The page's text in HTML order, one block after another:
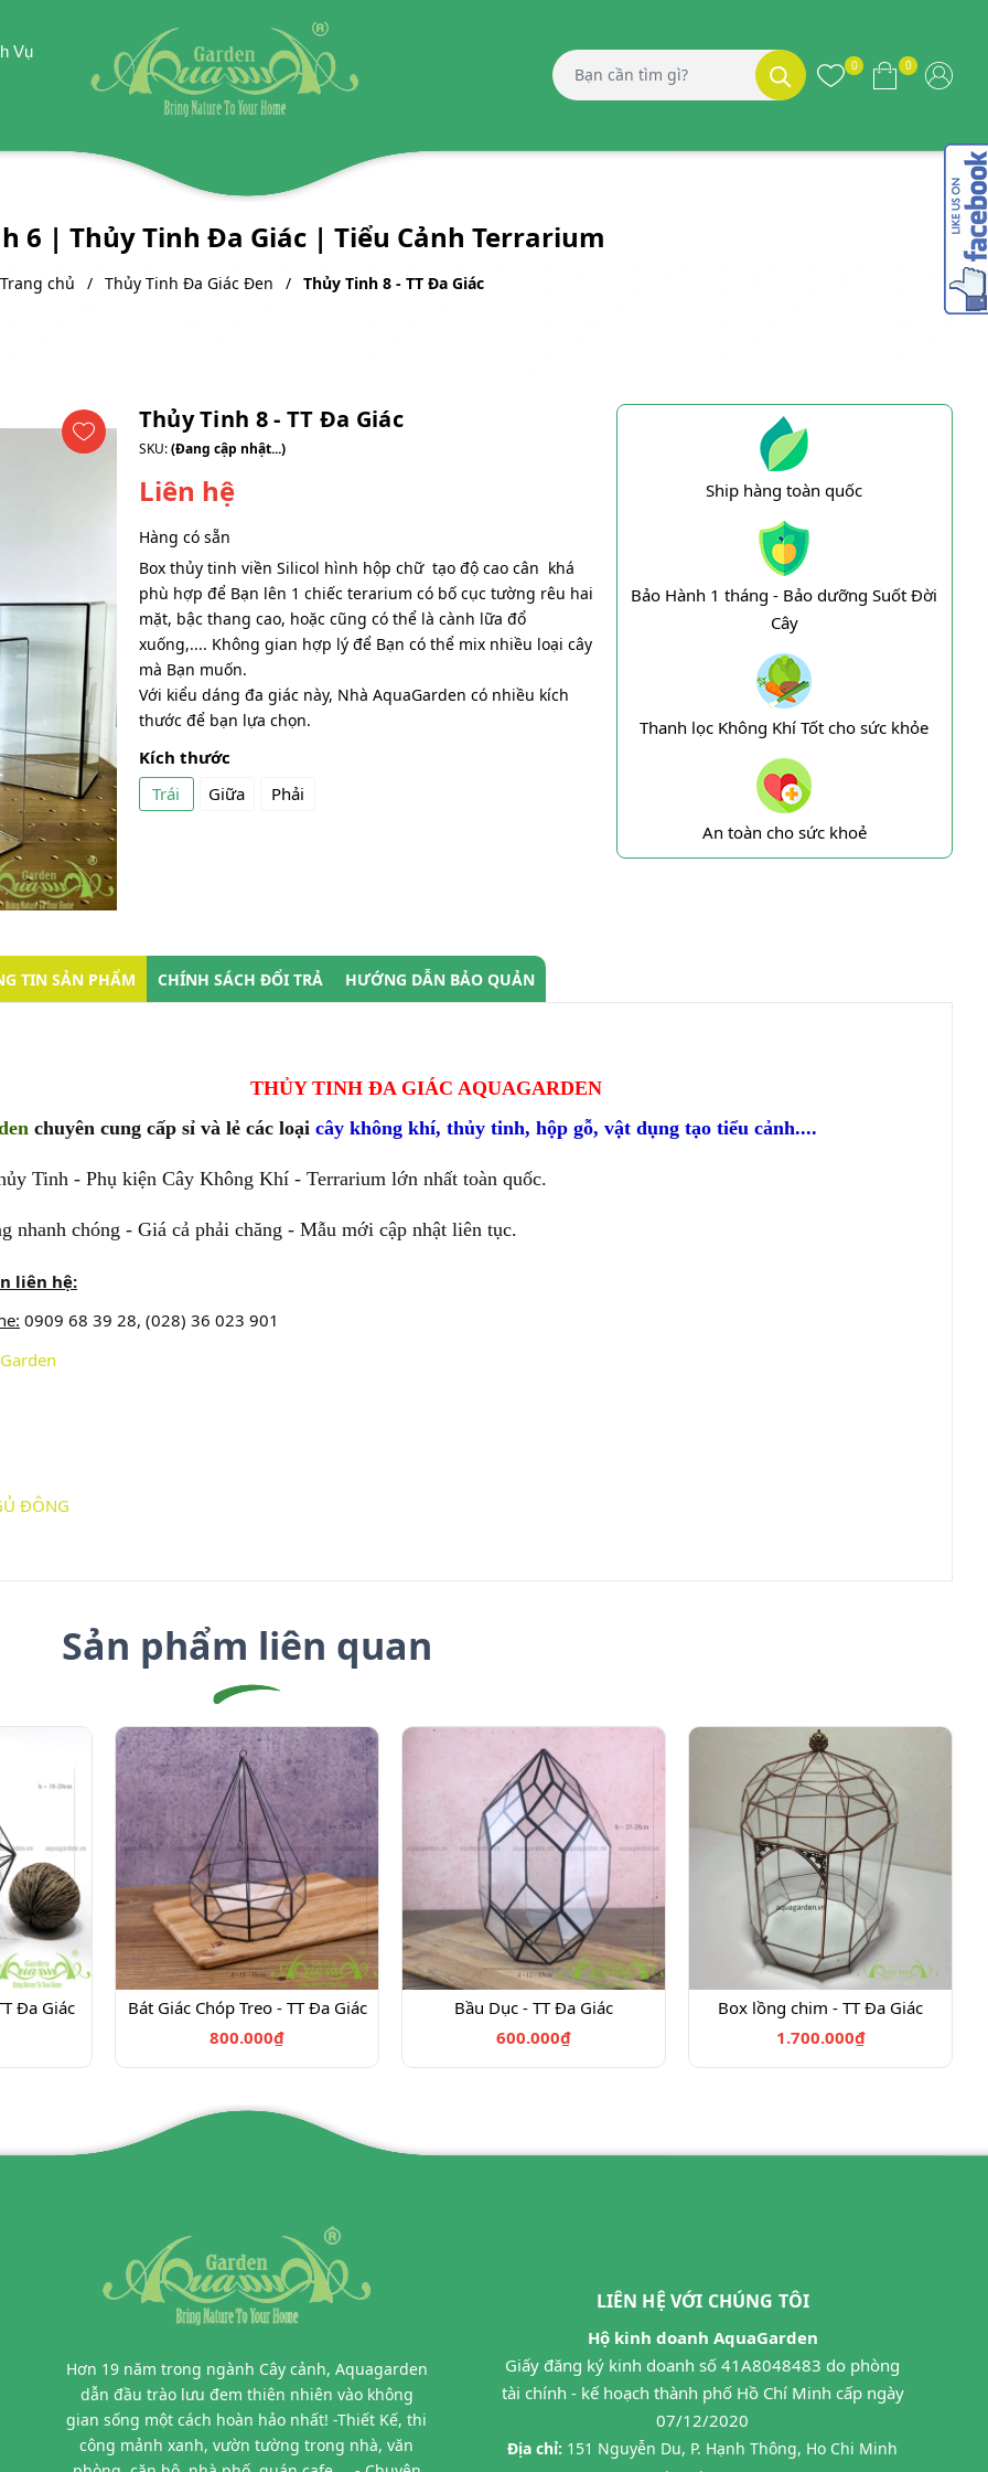
Vụ
0 0
6 | Thủy Tinh Đa Giác | Tiểu Cảnh Terrarium
Trang chủ Thủy Tinh Đa Giác Đen Thủy Tinh 8 - TT Đa Giác
Thủy Tinh 8 - TT Đa Giác
SKU:(Đang cập nhật...)
Liên hệ
Hàng có sẵn
Box thủy tinh viền Silicol hình hộp chữ tạo độ cao cân khá
phù hợp để Bạn lên 1 chiếc terarium có bố cục tường rêu hai
mặt, bậc thang cao, hoặc cũng có thể là cành lữa đổ
xuống,.... Không gian hợp lý để Bạn có thể mix nhiều loại cây
mà Bạn muốn.
Với kiểu dáng đa giác này, Nhà AquaGarden có nhiều kích
thước để bạn lựa chọn.
Kích thước
Trái
Giữa Phải
Ship hàng toàn quốc
Bảo Hành 1 tháng - Bảo dưỡng Suốt Đời
Cây
Thanh lọc Không Khí Tốt cho sức khỏe
An toàn cho sức khoẻ
TIN SẢN PHẨM CHÍNH SÁCH ĐỔI TRẢ HƯỚNG DẪN BẢO QUẢN
THỦY TINH ĐA GIÁC AQUAGARDEN
chuyên cung cấp sỉ và lẻ các loại cây không khí, thủy tinh, hộp gỗ, vật dụng tạo tiểu cảnh....
Tinh - Phụ kiện Cây Không Khí - Terrarium lớn nhất toàn quốc.
chóng - Giá cả phải chăng - Mẫu mới cập nhật liên tục.
liên hệ:
0909 68 39 28, (028) 36 023 901
ĐÔNG
Sản phẩm liên quan
Đa Giác
Bát Giác Chóp Treo - TT Đa Giác
800.000₫
Bầu Dục - TT Đa Giác
600.000₫
Box lồng chim - TT Đa Giác
1.700.000₫
Hơn 19 năm trong ngành Cây cảnh, Aquagarden
dẫn đầu trào lưu đem thiên nhiên vào không
gian sống một cách hoàn hảo nhất! -Thiết Kế, thi
công mảnh xanh, vườn tường trong nhà, văn
LIÊN HỆ VỚI CHÚNG TÔI
Hộ kinh doanh AquaGarden
Giấy đăng ký kinh doanh số 41A8048483 do phòng
tài chính - kế hoạch thành phố Hồ Chí Minh cấp ngày
07/12/2020
Địa chỉ: 151 Nguyễn Du, P. Hạnh Thông, Ho Chi Minh